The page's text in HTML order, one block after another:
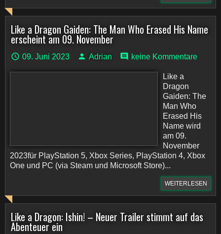
Like a Dragon Gaiden: The Man Who Erased His Name
erscheint am 09. November
09. Juni 2023 Adrian keine Kommentare
Like a
Dragon
Gaiden: The
Man Who
Erased His
Name wird
am 09.
November
2023für PlayStation 5, Xbox Series, PlayStation 4, Xbox
One und PC (via Steam und Microsoft Store)...
WEITERLESEN
Like a Dragon: Ishin! – Neuer Trailer stimmt auf das
Abenteuer ein